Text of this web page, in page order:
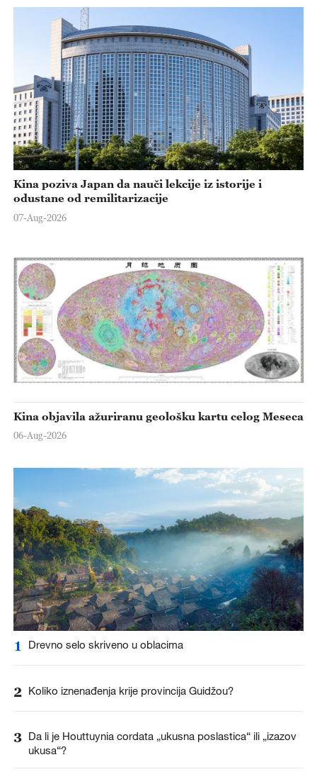
Kina poziva Japan da nauči lekcije iz istorije i
odustane od remilitarizacije
07-Aug-2026
Kina objavila ažuriranu geološku kartu celog Meseca
06-Aug-2026
1 Drevno selo skriveno u oblacima
2 Koliko iznenađenja krije provincija Guidžou?
3 Da li je Houttuynia cordata „ukusna poslastica“ ili „izazov
ukusa“?